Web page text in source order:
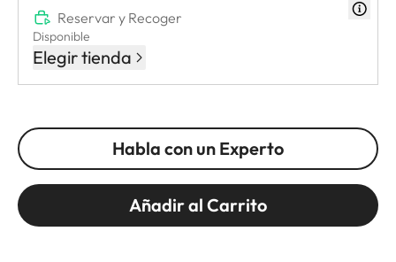
Reservar y Recoger
Disponible
Elegir tienda
Habla con un Experto
Añadir al Carrito